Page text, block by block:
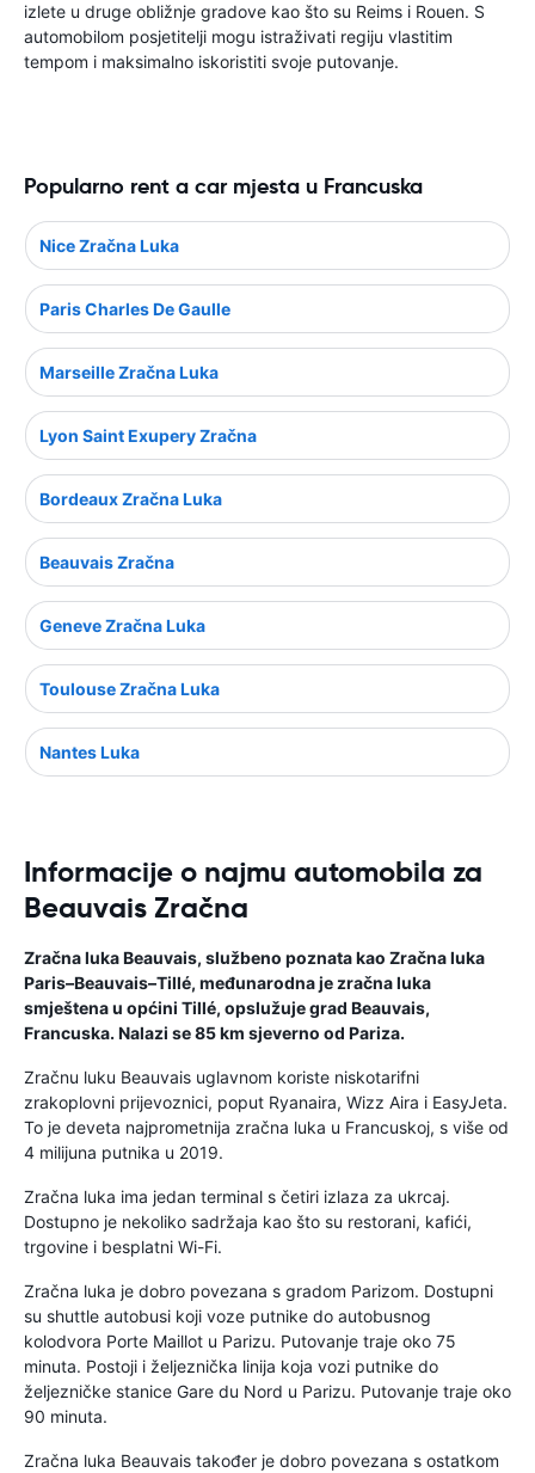
izlete u druge obližnje gradove kao što su Reims i Rouen. S
automobilom posjetitelji mogu istraživati ​​regiju vlastitim
tempom i maksimalno iskoristiti svoje putovanje.
Popularno rent a car mjesta u Francuska
Nice Zračna Luka
Paris Charles De Gaulle
Marseille Zračna Luka
Lyon Saint Exupery Zračna
Bordeaux Zračna Luka
Beauvais Zračna
Geneve Zračna Luka
Toulouse Zračna Luka
Nantes Luka
Informacije o najmu automobila za
Beauvais Zračna
Zračna luka Beauvais, službeno poznata kao Zračna luka
Paris–Beauvais–Tillé, međunarodna je zračna luka
smještena u općini Tillé, opslužuje grad Beauvais,
Francuska. Nalazi se 85 km sjeverno od Pariza.
Zračnu luku Beauvais uglavnom koriste niskotarifni
zrakoplovni prijevoznici, poput Ryanaira, Wizz Aira i EasyJeta.
To je deveta najprometnija zračna luka u Francuskoj, s više od
4 milijuna putnika u 2019.
Zračna luka ima jedan terminal s četiri izlaza za ukrcaj.
Dostupno je nekoliko sadržaja kao što su restorani, kafići,
trgovine i besplatni Wi-Fi.
Zračna luka je dobro povezana s gradom Parizom. Dostupni
su shuttle autobusi koji voze putnike do autobusnog
kolodvora Porte Maillot u Parizu. Putovanje traje oko 75
minuta. Postoji i željeznička linija koja vozi putnike do
željezničke stanice Gare du Nord u Parizu. Putovanje traje oko
90 minuta.
Zračna luka Beauvais također je dobro povezana s ostatkom